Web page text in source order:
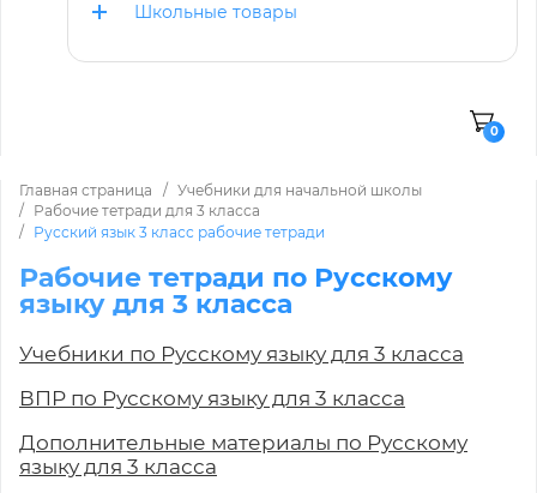
Школьные товары
0
Главная страница
Учебники для начальной школы
Рабочие тетради для 3 класса
Русский язык 3 класс рабочие тетради
Рабочие тетради по Русскому
языку для 3 класса
Учебники по Русскому языку для 3 класса
ВПР по Русскому языку для 3 класса
Дополнительные материалы по Русскому
языку для 3 класса